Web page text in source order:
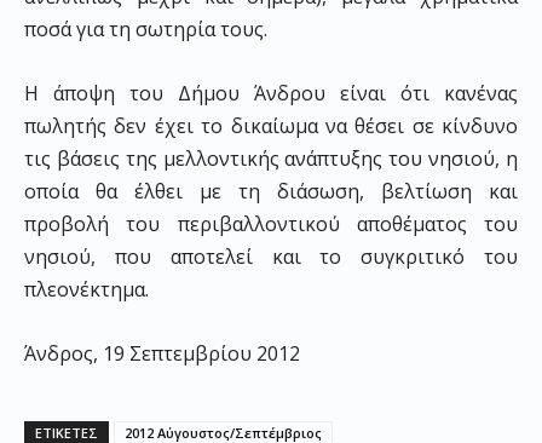
ποσά για τη σωτηρία τους.
Η άποψη του Δήμου Άνδρου είναι ότι κανένας
πωλητής δεν έχει το δικαίωμα να θέσει σε κίνδυνο
τις βάσεις της μελλοντικής ανάπτυξης του νησιού, η
οποία θα έλθει με τη διάσωση, βελτίωση και
προβολή του περιβαλλοντικού αποθέματος του
νησιού, που αποτελεί και το συγκριτικό του
πλεονέκτημα.
Άνδρος, 19 Σεπτεμβρίου 2012
ΕΤΙΚΕΤΕΣ 2012 Αύγουστος/Σεπτέμβριος